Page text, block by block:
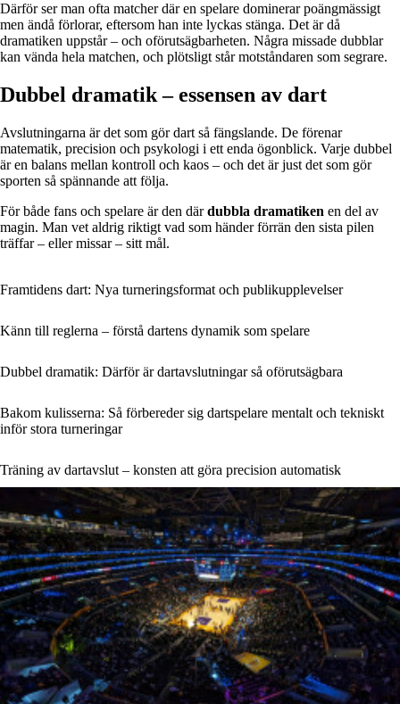
Därför ser man ofta matcher där en spelare dominerar poängmässigt
men ändå förlorar, eftersom han inte lyckas stänga. Det är då
dramatiken uppstår – och oförutsägbarheten. Några missade dubblar
kan vända hela matchen, och plötsligt står motståndaren som segrare.
Dubbel dramatik – essensen av dart
Avslutningarna är det som gör dart så fängslande. De förenar
matematik, precision och psykologi i ett enda ögonblick. Varje dubbel
är en balans mellan kontroll och kaos – och det är just det som gör
sporten så spännande att följa.
För både fans och spelare är den därdubbla dramatiken en del av
magin. Man vet aldrig riktigt vad som händer förrän den sista pilen
träffar – eller missar – sitt mål.
Framtidens dart: Nya turneringsformat och publikupplevelser
Känn till reglerna – förstå dartens dynamik som spelare
Dubbel dramatik: Därför är dartavslutningar så oförutsägbara
Bakom kulisserna: Så förbereder sig dartspelare mentalt och tekniskt
inför stora turneringar
Träning av dartavslut – konsten att göra precision automatisk